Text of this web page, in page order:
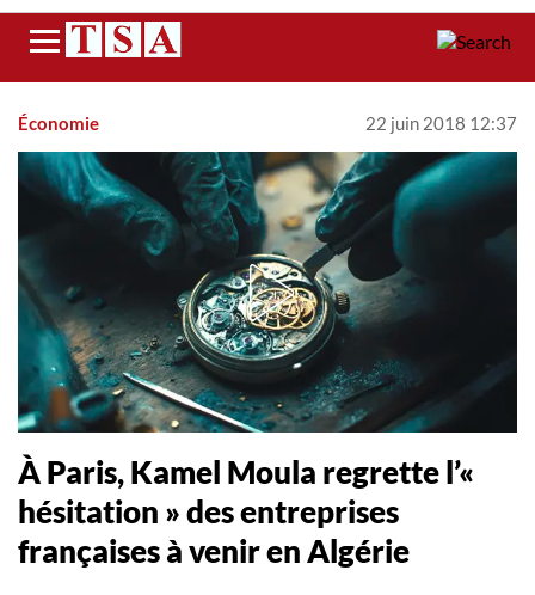
Menu
Économie 22 juin 2018 12:37
À Paris, Kamel Moula regrette l’«
hésitation » des entreprises
françaises à venir en Algérie